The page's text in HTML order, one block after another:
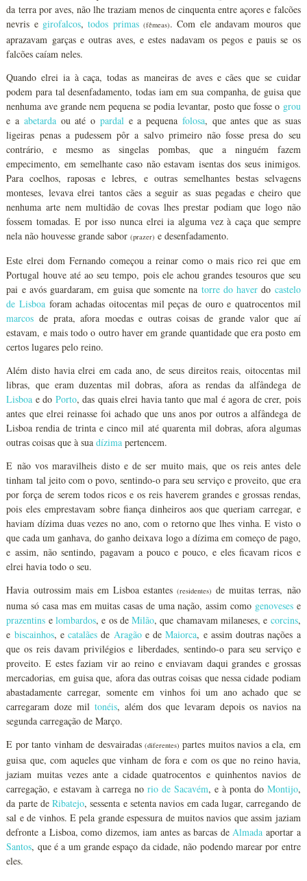
da terra por aves, não lhe traziam menos de cinquenta entre açores e falcões
nevris e girofalcos,todos primas (fêmeas). Com ele andavam mouros que
aprazavam garças e outras aves, e estes nadavam os pegos e pauis se os
falcões caíam neles.
Quando elrei ia à caça, todas as maneiras de aves e cães que se cuidar
podem para tal desenfadamento, todas iam em sua companha, de guisa que
nenhuma ave grande nem pequena se podia levantar, posto que fosse o grou
e a abetardaou até o pardale a pequena folosa, que antes que as suas
ligeiras penas a pudessem pôr a salvo primeiro não fosse presa do seu
contrário, e mesmo as singelas pombas, que a ninguém fazem
empecimento, em semelhante caso não estavam isentas dos seus inimigos.
Para coelhos, raposas e lebres, e outras semelhantes bestas selvagens
monteses, levava elrei tantos cães a seguir as suas pegadas e cheiro que
nenhuma arte nem multidão de covas lhes prestar podiam que logo não
fossem tomadas. E por isso nunca elrei ia alguma vez à caça que sempre
nela não houvesse grande sabor(prazer) e desenfadamento.
Este elrei dom Fernando começou a reinar como o mais rico rei que em
Portugal houve até ao seu tempo, pois ele achou grandes tesouros que seu
pai e avós guardaram, em guisa que somente na torre do haver do castelo
de Lisboa foram achadas oitocentas mil peças de ouro e quatrocentos mil
marcos de prata, afora moedas e outras coisas de grande valor que aí
estavam, e mais todo o outro haver em grande quantidade que era posto em
certos lugares pelo reino.
Além disto havia elrei em cada ano, de seus direitos reais, oitocentas mil
libras, que eram duzentas mil dobras, afora as rendas da alfândega de
Lisboa e do Porto, das quais elrei havia tanto que mal é agora de crer, pois
antes que elrei reinasse foi achado que uns anos por outros a alfândega de
Lisboa rendia de trinta e cinco mil até quarenta mil dobras, afora algumas
outras coisas que à suadízima pertencem.
E não vos maravilheis disto e de ser muito mais, que os reis antes dele
tinham tal jeito com o povo, sentindo-o para seu serviço e proveito, que era
por força de serem todos ricos e os reis haverem grandes e grossas rendas,
pois eles emprestavam sobre fiança dinheiros aos que queriam carregar, e
haviam dízima duas vezes no ano, com o retorno que lhes vinha. E visto o
que cada um ganhava, do ganho deixava logo a dízima em começo de pago,
e assim, não sentindo, pagavam a pouco e pouco, e eles ficavam ricos e
elrei havia todo o seu.
Havia outrossim mais em Lisboa estantes(residentes) de muitas terras, não
numa só casa mas em muitas casas de uma nação, assim como genovesese
prazentins elombardos, e os deMilão, que chamavam milaneses, e corcins,
e biscainhos, ecatalães de Aragãoe deMaiorca, e assim doutras nações a
que os reis davam privilégios e liberdades, sentindo-o para seu serviço e
proveito. E estes faziam vir ao reino e enviavam daqui grandes e grossas
mercadorias, em guisa que, afora das outras coisas que nessa cidade podiam
abastadamente carregar, somente em vinhos foi um ano achado que se
carregaram doze miltonéis, além dos que levaram depois os navios na
segunda carregação de Março.
E por tanto vinham de desvairadas (diferentes) partes muitos navios a ela, em
guisa que, com aqueles que vinham de fora e com os que no reino havia,
jaziam muitas vezes ante a cidade quatrocentos e quinhentos navios de
carregação, e estavam à carrega norio de Sacavém, e à ponta do Montijo,
da parte deRibatejo, sessenta e setenta navios em cada lugar, carregando de
sal e de vinhos. E pela grande espessura de muitos navios que assim jaziam
defronte a Lisboa, como dizemos, iam antes as barcas deAlmada aportar a
Santos, que é a um grande espaço da cidade, não podendo marear por entre
eles.